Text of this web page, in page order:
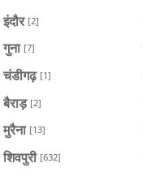
इंदौर [2]
गुना [7]
चंडीगढ़ [1]
बैराड़ [2]
मुरैना [13]
शिवपुरी [632]